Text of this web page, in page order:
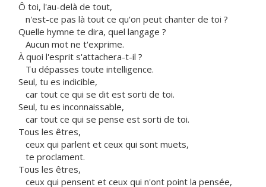
Ô toi, l'au-delà de tout,
n'est-ce pas là tout ce qu'on peut chanter de toi ?
Quelle hymne te dira, quel langage ?
Aucun mot ne t'exprime.
À quoi l'esprit s'attachera-t-il ?
Tu dépasses toute intelligence.
Seul, tu es indicible,
car tout ce qui se dit est sorti de toi.
Seul, tu es inconnaissable,
car tout ce qui se pense est sorti de toi.
Tous les êtres,
ceux qui parlent et ceux qui sont muets,
te proclament.
Tous les êtres,
ceux qui pensent et ceux qui n'ont point la pensée,